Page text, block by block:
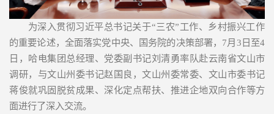
为深入贯彻习近平总书记关于“三农”工作、乡村振兴工作
的重要论述，全面落实党中央、国务院的决策部署，7月3日至4
日，哈电集团总经理、党委副书记刘清勇率队赴云南省文山市
调研，与文山州委书记赵国良，文山州委常委、文山市委书记
蒋俊就巩固脱贫成果、深化定点帮扶、推进企地双向合作等方
面进行了深入交流。